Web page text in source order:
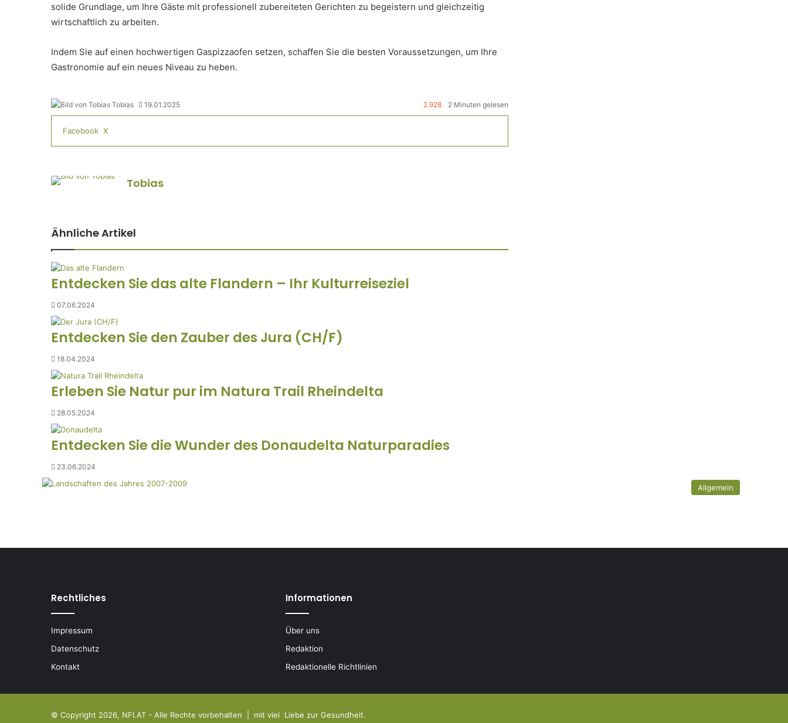
solide Grundlage, um Ihre Gäste mit professionell zubereiteten Gerichten zu begeistern und gleichzeitig
wirtschaftlich zu arbeiten.
Indem Sie auf einen hochwertigen Gaspizzaofen setzen, schaffen Sie die besten Voraussetzungen, um Ihre
Gastronomie auf ein neues Niveau zu heben.
Tobias 19.01.2025 2.928 2 Minuten gelesen
Facebook X
Tobias
Ähnliche Artikel
Entdecken Sie das alte Flandern – Ihr Kulturreiseziel
07.06.2024
Entdecken Sie den Zauber des Jura (CH/F)
18.04.2024
Erleben Sie Natur pur im Natura Trail Rheindelta
28.05.2024
Entdecken Sie die Wunder des Donaudelta Naturparadies
23.06.2024
Allgemein
Rechtliches
Impressum
Datenschutz
Kontakt
Informationen
Über uns
Redaktion
Redaktionelle Richtlinien
© Copyright 2026, NFI.AT - Alle Rechte vorbehalten | mit viel Liebe zur Gesundheit.